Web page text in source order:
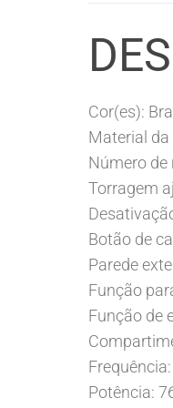
Cor(es):
Material
Número de
Torragem
Botão de
Parede
Função
Função de
Potência: